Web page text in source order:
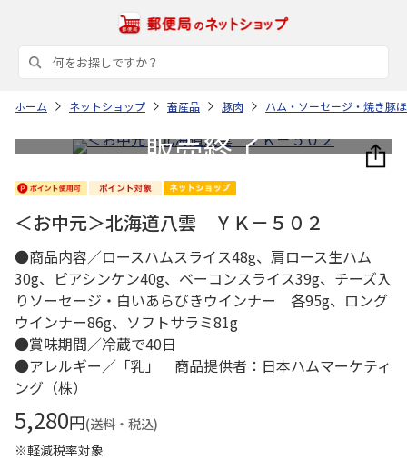
ホーム ネットショップ 畜産品 豚肉 ハム・ソーセージ・焼き豚
＜お中元＞北海道八雲 ＹＫ－５０２
●商品内容／ロースハムスライス48g、肩ロース生ハム
30g、ビアシンケン40g、ベーコンスライス39g、チーズ入
りソーセージ・白いあらびきウインナー 各95g、ロング
ウインナー86g、ソフトサラミ81g
●賞味期間／冷蔵で40日
●アレルギー／「乳」 商品提供者：日本ハムマーケティ
ング（株）
5,280円(送料・税込)
※軽減税率対象